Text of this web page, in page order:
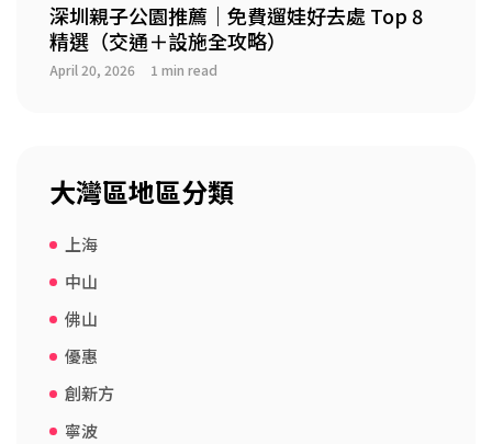
深圳親子公園推薦｜免費遛娃好去處 Top 8
精選（交通＋設施全攻略）
April 20, 2026 1 min read
大灣區地區分類
上海
中山
佛山
優惠
創新方
寧波